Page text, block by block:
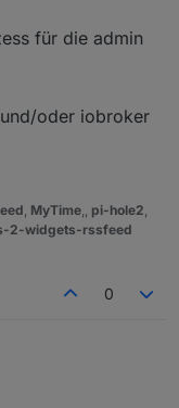
für die admin
oder iobroker
MyTime pi-hole2
2-widgets-rssfeed
0
für die admin